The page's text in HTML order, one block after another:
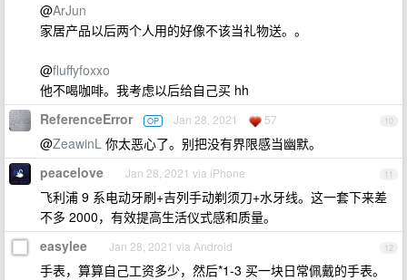
@ArJun
家居产品以后两个人用的好像不该当礼物送。。
@fluffyfoxxo
他不喝咖啡。我考虑以后给自己买 hh
10
ReferenceError OP Jan 28, 2021 57
@ZeawinL 你太恶心了。别把没有界限感当幽默。
11
peacelove Jan 28, 2021 via iPhone
飞利浦 9 系电动牙刷+吉列手动剃须刀+水牙线。这一套下来差
不多 2000，有效提高生活仪式感和质量。
12
easylee Jan 28, 2021 via Android
手表，算算自己工资多少，然后*1-3 买一块日常佩戴的手表。